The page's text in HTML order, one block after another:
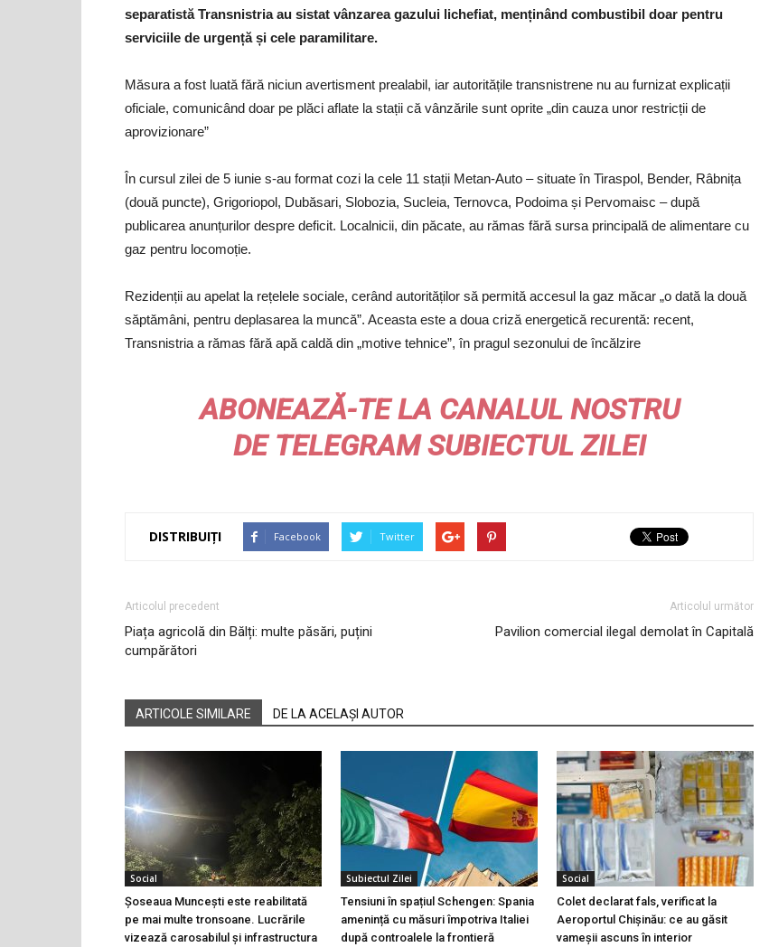
separatistă Transnistria au sistat vânzarea gazului lichefiat, menținând combustibil doar pentru
serviciile de urgență și cele paramilitare.
Măsura a fost luată fără niciun avertisment prealabil, iar autoritățile transnistrene nu au furnizat explicații
oficiale, comunicând doar pe plăci aflate la stații că vânzările sunt oprite „din cauza unor restricții de
aprovizionare”
În cursul zilei de 5 iunie s-au format cozi la cele 11 stații Metan‑Auto – situate în Tiraspol, Bender, Râbnița
(două puncte), Grigoriopol, Dubăsari, Slobozia, Sucleia, Ternovca, Podoima și Pervomaisc – după
publicarea anunțurilor despre deficit. Localnicii, din păcate, au rămas fără sursa principală de alimentare cu
gaz pentru locomoție.
Rezidenții au apelat la rețelele sociale, cerând autorităților să permită accesul la gaz măcar „o dată la două
săptămâni, pentru deplasarea la muncă”. Aceasta este a doua criză energetică recurentă: recent,
Transnistria a rămas fără apă caldă din „motive tehnice”, în pragul sezonului de încălzire
ABONEAZĂ-TE LA CANALUL NOSTRU
DETELEGRAMSUBIECTUL ZILEI
DISTRIBUIȚI Facebook Twitter
Articolul precedent
Piața agricolă din Bălți: multe păsări, puțini
cumpărători
Articolul următor
Pavilion comercial ilegal demolat în Capitală
ARTICOLE SIMILARE DE LA ACELAȘI AUTOR
Social
Șoseaua Muncești este reabilitată
pe mai multe tronsoane. Lucrările
vizează carosabilul și infrastructura
Subiectul Zilei
Tensiuni în spațiul Schengen: Spania
amenință cu măsuri împotriva Italiei
după controalele la frontieră
Social
Colet declarat fals, verificat la
Aeroportul Chișinău: ce au găsit
vameșii ascuns în interior